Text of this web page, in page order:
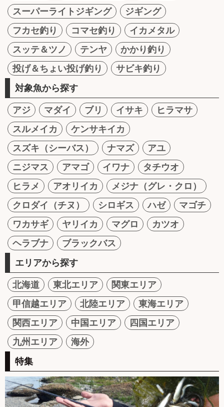
スーパーライトジギング
ジギング
フカセ釣り
コマセ釣り
イカメタル
スッテ＆ツノ
テンヤ
かかり釣り
投げ＆ちょい投げ釣り
サビキ釣り
対象魚から探す
アジ マダイ ブリ イサキ
ヒラマサ
スルメイカ
ケンサキイカ
スズキ（シーバス）
ナマズ
アユ
ニジマス
アマゴ イワナ
タチウオ
ヒラメ
アオリイカ
メジナ（グレ・クロ）
クロダイ（チヌ）
シロギス ハゼ
マゴチ
ワカサギ
ヤリイカ マグロ
カツオ
ヘラブナ
ブラックバス
エリアから探す
北海道 東北エリア
関東エリア
甲信越エリア
北陸エリア
東海エリア
関西エリア
中国エリア
四国エリア
九州エリア
海外
特集